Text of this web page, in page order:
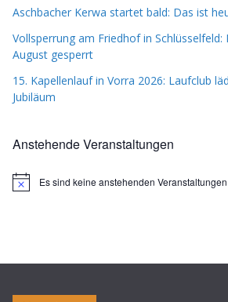
Aschbacher Kerwa startet bald: Das ist
Vollsperrung am Friedhof in Schlüsselfeld:
August gesperrt
15. Kapellenlauf in Vorra 2026: Laufclub
Jubiläum
Anstehende Veranstaltungen
H
s
Es sind keine anstehenden